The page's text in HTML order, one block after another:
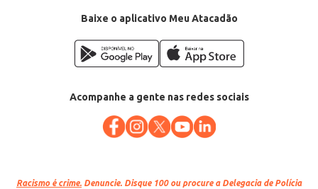
Baixe o aplicativo Meu Atacadão
Acompanhe a gente nas redes sociais
Racismo é crime. Denuncie. Disque 100 ou procure a Delegacia de Polícia